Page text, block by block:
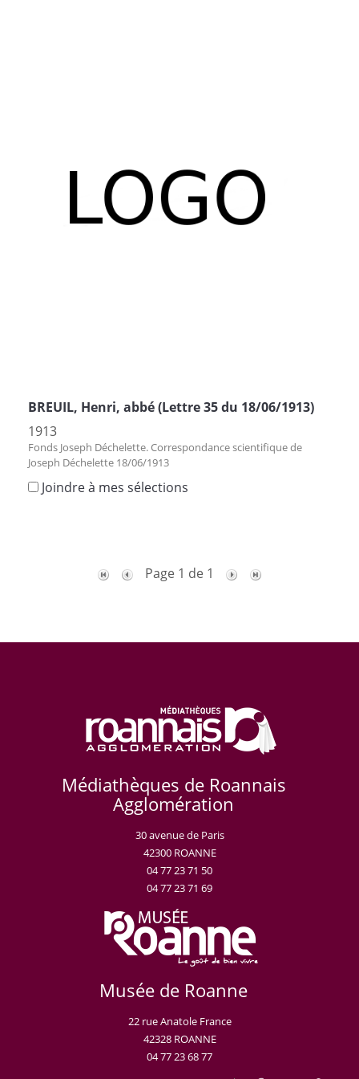
BREUIL, Henri, abbé (Lettre 35 du 18/06/1913)
1913
Fonds Joseph Déchelette. Correspondance scientifique de
Joseph Déchelette 18/06/1913
Joindre à mes sélections
Page 1 de 1
Médiathèques de Roannais
Agglomération
30 avenue de Paris
42300 ROANNE
04 77 23 71 50
04 77 23 71 69
Musée de Roanne
22 rue Anatole France
42328 ROANNE
04 77 23 68 77